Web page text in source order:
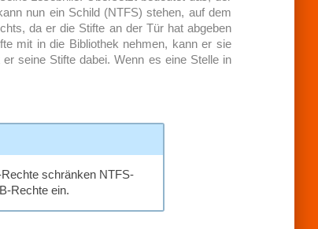
nun ein Schild (NTFS) stehen, auf dem
da er die Stifte an der Tür hat abgeben
mit in die Bibliothek nehmen, kann er sie
seine Stifte dabei. Wenn es eine Stelle in
schränken NTFS-
Rechte ein.